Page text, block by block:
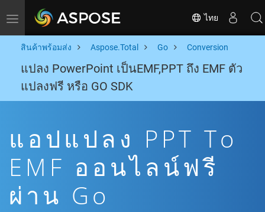
Toggle navigation ไทย
สินค้าพร้อมส่ง Aspose.Total Go Conversion
แปลง PowerPoint เป็นEMF,PPT ถึง EMF ตัว
แปลงฟรี หรือ GO SDK
แอปแปลง PPT To
EMF ออนไลน์ฟรี
ผ่าน Go